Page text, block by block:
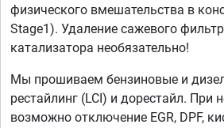
физического вмешательства в
Stage1). Удаление сажевого
катализатора необязательно!
Мы прошиваем бензиновые и
рестайлинг (LCI) и дорестайл. При
возможно отключение EGR, DPF,